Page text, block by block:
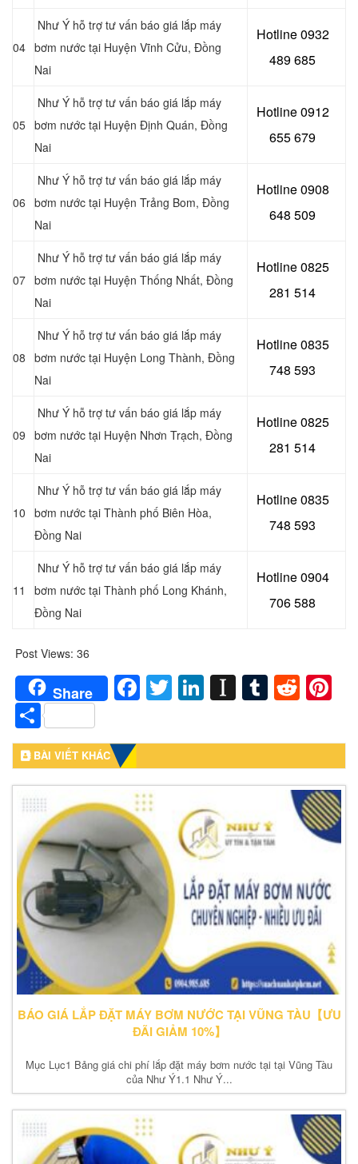
04
Như Ý hỗ trợ tư vấn báo giá lắp máy
bơm nước tại Huyện Vĩnh Cửu, Đồng
Nai
Hotline 0932
489 685
05
Như Ý hỗ trợ tư vấn báo giá lắp máy
bơm nước tại Huyện Định Quán, Đồng
Nai
Hotline 0912
655 679
06
Như Ý hỗ trợ tư vấn báo giá lắp máy
bơm nước tại Huyện Trảng Bom, Đồng
Nai
Hotline 0908
648 509
07
Như Ý hỗ trợ tư vấn báo giá lắp máy
bơm nước tại Huyện Thống Nhất, Đồng
Nai
Hotline 0825
281 514
08
Như Ý hỗ trợ tư vấn báo giá lắp máy
bơm nước tại Huyện Long Thành, Đồng
Nai
Hotline 0835
748 593
09
Như Ý hỗ trợ tư vấn báo giá lắp máy
bơm nước tại Huyện Nhơn Trạch, Đồng
Nai
Hotline 0825
281 514
10
Như Ý hỗ trợ tư vấn báo giá lắp máy
bơm nước tại Thành phố Biên Hòa,
Đồng Nai
Hotline 0835
748 593
11
Như Ý hỗ trợ tư vấn báo giá lắp máy
bơm nước tại Thành phố Long Khánh,
Đồng Nai
Hotline 0904
706 588
Post Views: 36
Share Facebook
Twitter
LinkedIn
Instapaper
Tumblr
Share
BÀI VIẾT KHÁC
BÁO GIÁ LẮP ĐẶT MÁY BƠM NƯỚC TẠI VŨNG TÀU【ƯU
ĐÃI GIẢM 10%】
Mục Lục1 Bảng giá chi phí lắp đặt máy bơm nước tại tại Vũng Tàu
của Như Ý1.1 Như Ý...